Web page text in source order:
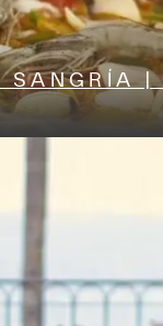
SANGRÍA |